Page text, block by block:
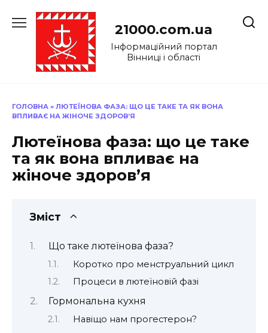
до
21000.com.ua
Інформаційний портал
Вінниці і області
ГОЛОВНА » ЛЮТЕЇНОВА ФАЗА: ЩО ЦЕ ТАКЕ ТА ЯК ВОНА
ВПЛИВАЄ НА ЖІНОЧЕ ЗДОРОВ’Я
Лютеїнова фаза: що це таке
та як вона впливає на
жіноче здоров’я
Зміст
Що таке лютеїнова фаза?
Коротко про менструальний цикл
Процеси в лютеїновій фазі
Гормональна кухня
Навіщо нам прогестерон?